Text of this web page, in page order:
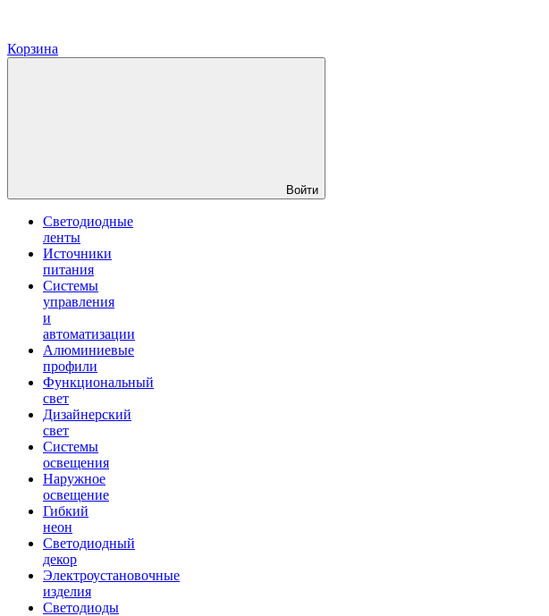
Корзина
Войти
Светодиодные
ленты
Источники
питания
Системы
управления
и
автоматизации
Алюминиевые
профили
Функциональный
свет
Дизайнерский
свет
Системы
освещения
Наружное
освещение
Гибкий
неон
Светодиодный
декор
Электроустановочные
изделия
Светодиоды